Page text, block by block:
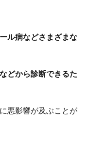
ル病などさまざまな
どから診断できるた
悪影響が及ぶことが